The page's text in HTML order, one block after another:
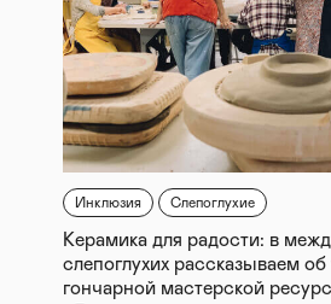
Инклюзия Слепоглухие
Керамика для радости: в
слепоглухих рассказываем
гончарной мастерской